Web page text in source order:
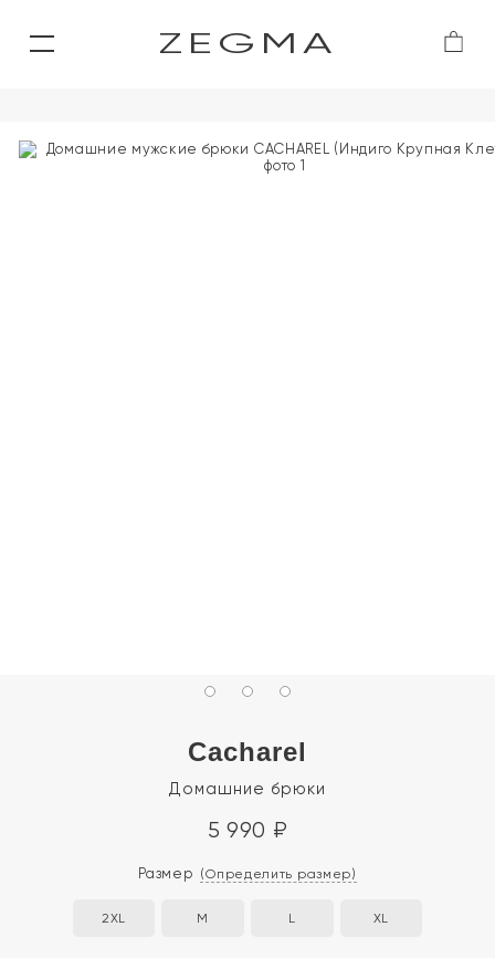
ZEGMA
Cacharel
Домашние брюки
5 990 ₽
Размер (Определить размер)
2XL M L XL